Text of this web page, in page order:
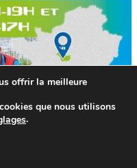
offrir la meilleure
que nous utilisons
.